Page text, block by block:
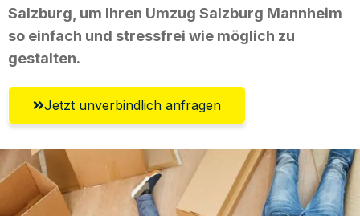
Salzburg, um Ihren Umzug Salzburg Mannheim
so einfach und stressfrei wie möglich zu
gestalten.
Jetzt unverbindlich anfragen